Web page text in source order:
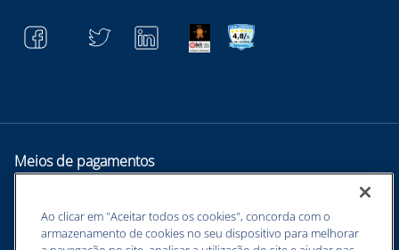
Meios de pagamentos
Ao clicar em "Aceitar todos os cookies", concorda com o
armazenamento de cookies no seu dispositivo para melhorar